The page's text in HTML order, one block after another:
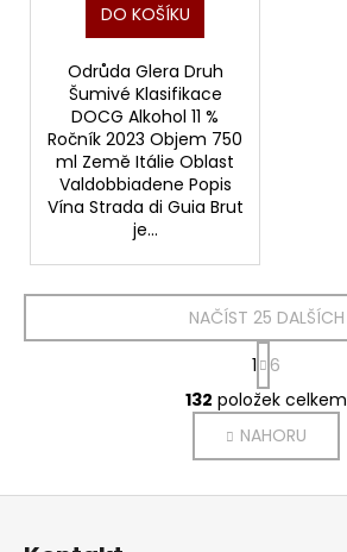
DO KOŠÍKU
Odrůda Glera Druh
Šumivé Klasifikace
DOCG Alkohol 11 %
Ročník 2023 Objem 750
ml Země Itálie Oblast
Valdobbiadene Popis
Vína Strada di Guia Brut
je...
O
v
l
á
d
NAČÍST 25 DALŠÍCH
S
t
r
á
n
k
1
6
132 položek celkem
NAHORU
Z